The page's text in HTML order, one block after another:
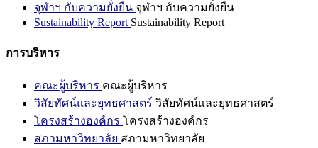
จุฬาฯ กับความยั่งยืน จุฬาฯ กับความยั่งยืน
Sustainability Report Sustainability Report
การบริหาร
คณะผู้บริหาร คณะผู้บริหาร
วิสัยทัศน์และยุทธศาสตร์ วิสัยทัศน์และยุทธศาสตร์
โครงสร้างองค์กร โครงสร้างองค์กร
สภามหาวิทยาลัย สภามหาวิทยาลัย